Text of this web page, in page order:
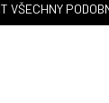
VŠECHNY